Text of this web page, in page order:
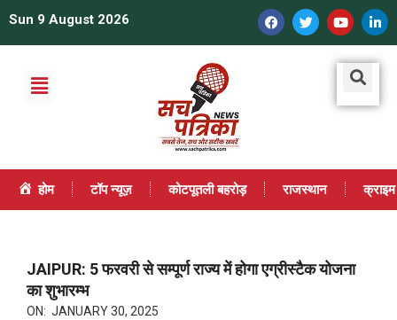
Sun 9 August 2026
होम टॉप न्यूज़ कोटपूतली बहरोड़ राजस्थान क्राइम
JAIPUR: 5 फरवरी से सम्पूर्ण राज्य में होगा एग्रीस्टैक योजना
का शुभारम्भ
ON: JANUARY 30, 2025